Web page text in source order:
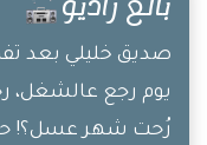
صديق خليلي بعد
يوم رجع عالشغل،
رُحت شهر عسل؟!